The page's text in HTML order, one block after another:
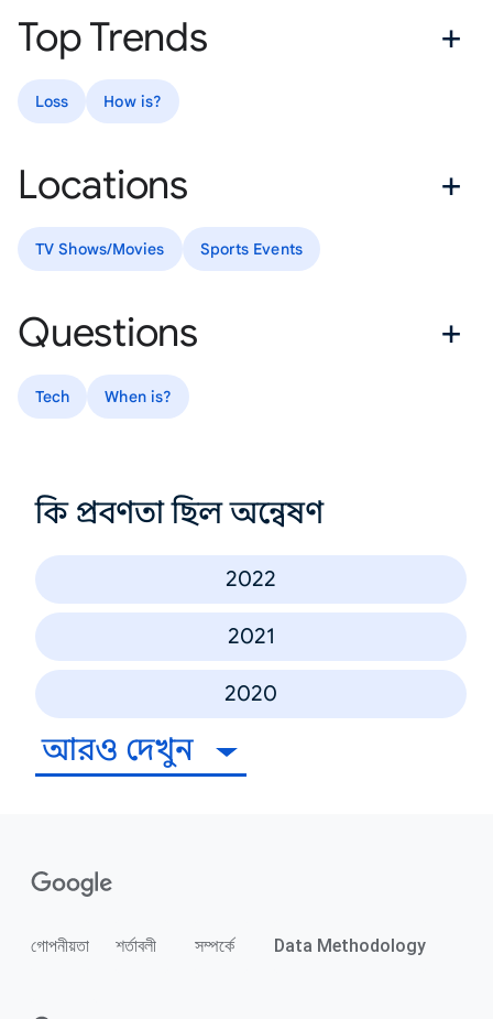
Top Trends
Loss How is?
Locations
TV Shows/Movies Sports Events
Questions
Tech When is?
কি প্রবণতা ছিল অন্বেষণ
2022
2021
2020
আরও দেখুন
গোপনীয়তা শর্তাবলী সম্পর্কে Data Methodology